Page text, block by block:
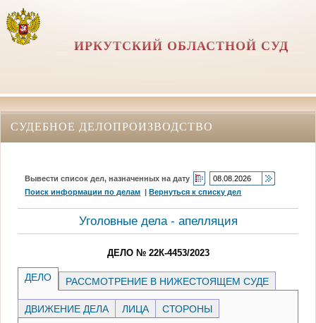
ИРКУТСКИЙ ОБЛАСТНОЙ СУД
СУДЕБНОЕ ДЕЛОПРОИЗВОДСТВО
Вывести список дел, назначенных на дату
Поиск информации по делам |Вернуться к списку дел
Уголовные дела - апелляция
ДЕЛО № 22К-4453/2023
ДЕЛО РАССМОТРЕНИЕ В НИЖЕСТОЯЩЕМ СУДЕ
ДВИЖЕНИЕ ДЕЛА ЛИЦА СТОРОНЫ